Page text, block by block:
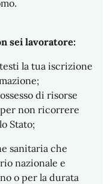
sei lavoratore:
la tua iscrizione
di risorse
non ricorrere
Stato;
sanitaria che
nazionale e
o per la durata